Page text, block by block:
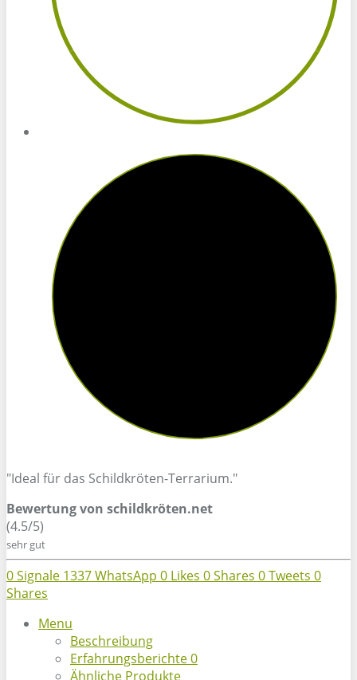
"Ideal für das Schildkröten-Terrarium."
Bewertung von schildkröten.net
(4.5/5)
sehr gut
0Signale 1337WhatsApp 0 Likes 0Shares 0Tweets 0
Shares
Menu
Beschreibung
Erfahrungsberichte0
Ähnliche Produkte